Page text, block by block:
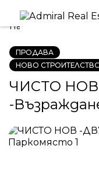
ЧИСТО НОВ -
Паркомясто
ПРОДАВА
НОВО
ЧИСТО
-